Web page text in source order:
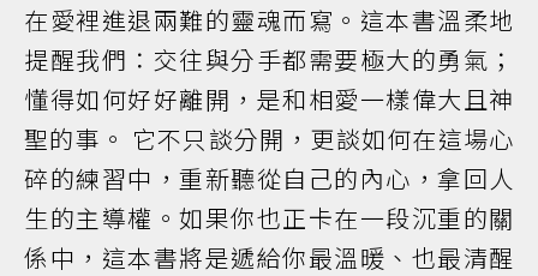
在愛裡進退兩難的靈魂而寫。這本書溫柔地
提醒我們：交往與分手都需要極大的勇氣；
懂得如何好好離開，是和相愛一樣偉大且神
聖的事。 它不只談分開，更談如何在這場心
碎的練習中，重新聽從自己的內心，拿回人
生的主導權。如果你也正卡在一段沉重的關
係中，這本書將是遞給你最溫暖、也最清醒